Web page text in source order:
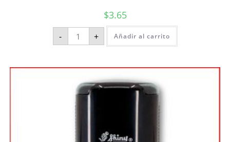
$3.65
- + Añadir al carrito